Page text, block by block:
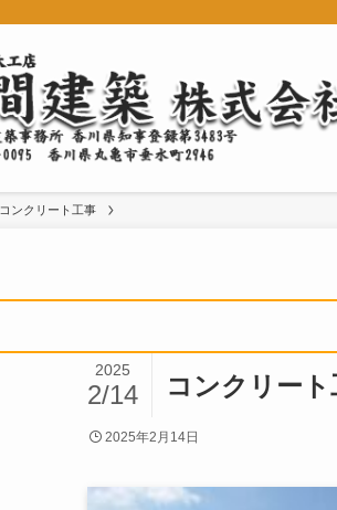
コンクリート工事
コンクリート
2025
2/14
2025年2月14日